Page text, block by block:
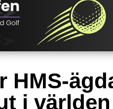
HMS-
i världen